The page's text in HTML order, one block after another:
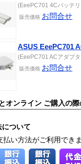
(EeePC701 4Cバッテ
販売価格 お問合せ
ASUS EeePC701
(EeePC701 ACアダプ
販売価格 お問合せ
オンライン ご購入の
ついて
払い方法がご利用できま